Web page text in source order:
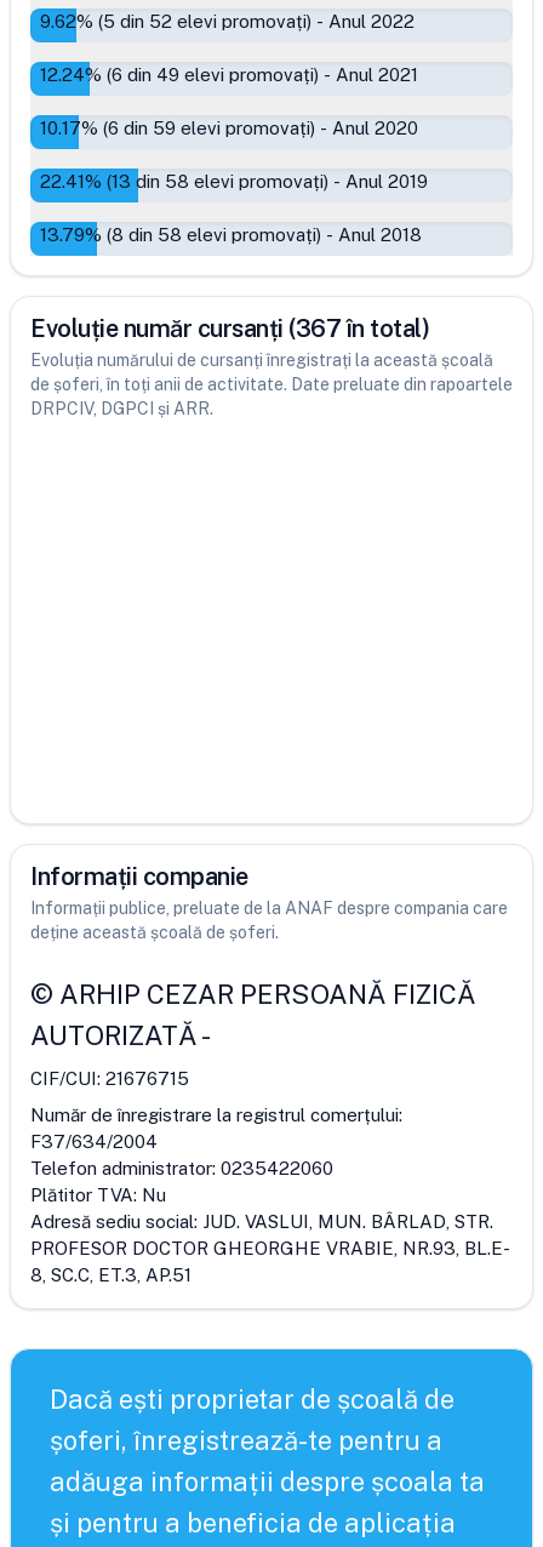
9.62% (5 din 52 elevi promovați) - Anul 2022
12.24% (6 din 49 elevi promovați) - Anul 2021
10.17% (6 din 59 elevi promovați) - Anul 2020
22.41% (13 din 58 elevi promovați) - Anul 2019
13.79% (8 din 58 elevi promovați) - Anul 2018
Evoluție număr cursanți (367 în total)
Evoluția numărului de cursanți înregistrați la această școală
de șoferi, în toți anii de activitate. Date preluate din rapoartele
DRPCIV, DGPCI și ARR.
Informații companie
Informații publice, preluate de la ANAF despre compania care
deține această școală de șoferi.
© ARHIP CEZAR PERSOANĂ FIZICĂ
AUTORIZATĂ-
CIF/CUI: 21676715
Număr de înregistrare la registrul comerțului:
F37/634/2004
Telefon administrator: 0235422060
Plătitor TVA: Nu
Adresă sediu social: JUD. VASLUI, MUN. BÂRLAD, STR.
PROFESOR DOCTOR GHEORGHE VRABIE, NR.93, BL.E-
8, SC.C, ET.3, AP.51
Dacă ești proprietar de școală de
șoferi, înregistrează-te pentru a
adăuga informații despre școala ta
și pentru a beneficia de aplicația